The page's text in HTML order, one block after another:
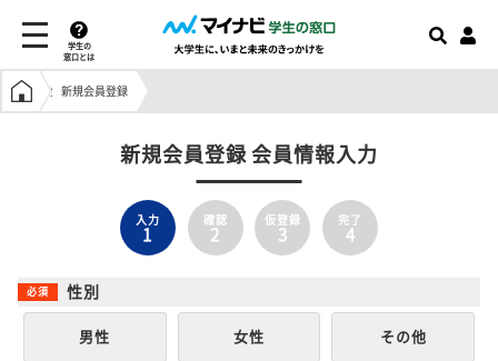
学生の
窓口とは
学生の窓口トップ
新規会員登録
新規会員登録 会員情報入力
入力
1
確認
2
仮登録
3
完了
4
性別
男性 女性 その他